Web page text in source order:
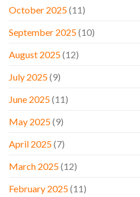
October 2025(11)
September 2025(10)
August 2025(12)
July 2025(9)
June 2025(11)
May 2025(9)
April 2025(7)
March 2025(12)
February 2025(11)